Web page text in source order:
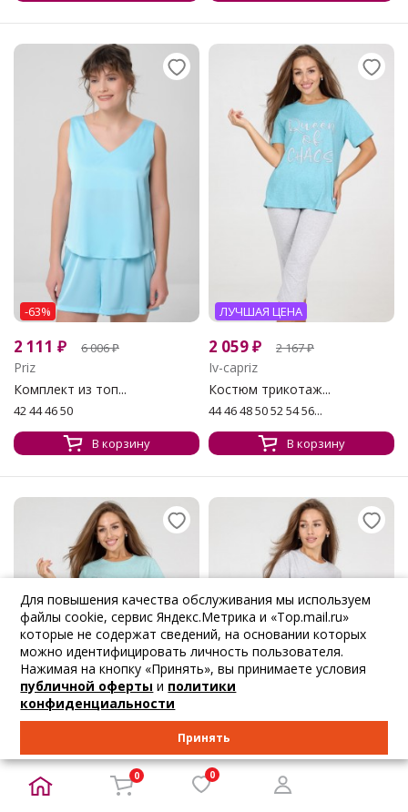
-63%
2 111 ₽ 6 006₽
Priz
Комплект из топ...
42 44 46 50
В корзину
ЛУЧШАЯ ЦЕНА
2 059₽ 2 167₽
Iv-capriz
Костюм трикотаж...
44 46 48 50 52 54 56...
В корзину
ЛУЧШАЯ ЦЕНА
2 059 ₽
ЛУЧШАЯ ЦЕНА
Для повышения качества обслуживания мы используем
файлы cookie, сервис Яндекс.Метрика и «Top.mail.ru»
которые не содержат сведений, на основании которых
можно идентифицировать личность пользователя.
Нажимая на кнопку «Принять», вы принимаете условия
публичной оферты и политики
конфиденциальности
Принять
0 0